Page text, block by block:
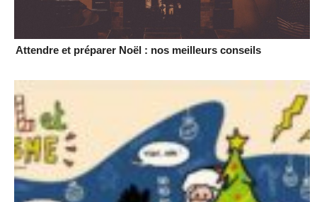
Attendre et préparer Noël : nos meilleurs conseils